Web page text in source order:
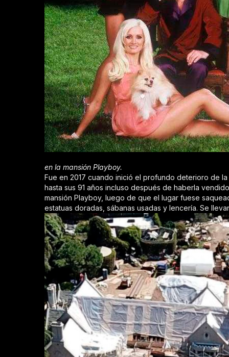
en la mansión Playboy.
Fue en 2017 cuando inició el profundo deterioro de
hasta sus 91 años incluso después de haberla
mansión Playboy, luego de que el lugar fuese
estatuas doradas, sábanas usadas y lencería. Se